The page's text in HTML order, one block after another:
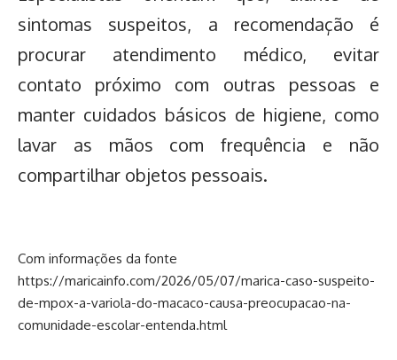
sintomas suspeitos, a recomendação é
procurar atendimento médico, evitar
contato próximo com outras pessoas e
manter cuidados básicos de higiene, como
lavar as mãos com frequência e não
compartilhar objetos pessoais.
Com informações da fonte
https://maricainfo.com/2026/05/07/marica-caso-suspeito-
de-mpox-a-variola-do-macaco-causa-preocupacao-na-
comunidade-escolar-entenda.html